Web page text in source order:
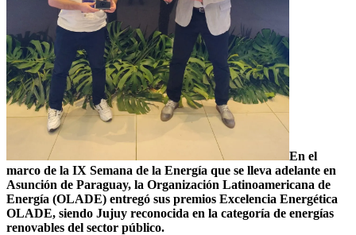
En el
marco de la IX Semana de la Energía que se lleva adelante en
Asunción de Paraguay, la Organización Latinoamericana de
Energía (OLADE) entregó sus premios Excelencia Energética
OLADE, siendo Jujuy reconocida en la categoría de energías
renovables del sector público.